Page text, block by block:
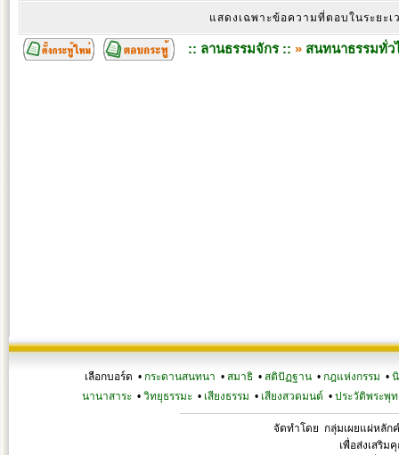
แสดงเฉพาะข้อความที่ตอบในระยะ
:: ลานธรรมจักร :: » สนทนาธรรมทั่ว
เลือกบอร์ด • กระดานสนทนา • สมาธิ • สติปัฏฐาน • กฎแห่งกรรม •
นานาสาระ• วิทยุธรรมะ• เสียงธรรม • เสียงสวดมนต์ • ประวัติพระพุท
จัดทำโดย กลุ่มเผยแผ่หลัก
เพื่อส่งเสริม